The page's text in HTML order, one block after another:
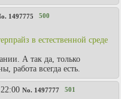
1497775 500
в естественной среде
А так да, только
работа всегда есть.
No. 1497777 501